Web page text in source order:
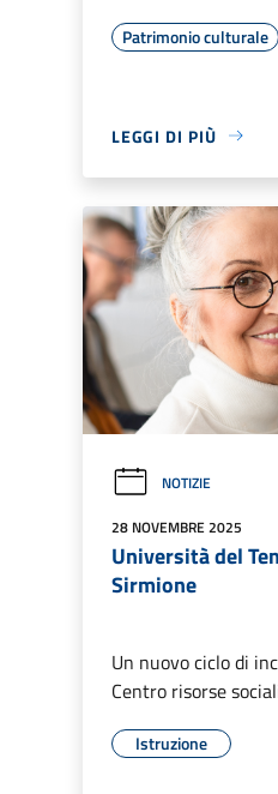
Patrimonio culturale
LEGGI DI PIÙ
NOTIZIE
28 NOVEMBRE 2025
Università del
Sirmione
Un nuovo ciclo di
Centro risorse
Istruzione